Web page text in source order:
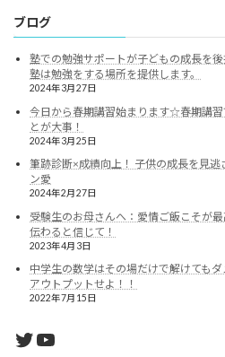
ブログ
塾での勉強サポートが子どもの成長を
塾は勉強をする場所を提供します。
2024年3月27日
今日から春期講習始まります☆春期講
とが大事！
2024年3月25日
筆跡診断×成績向上！ 子供の成長を見
ン愛
2024年2月27日
受験生のお母さんへ：愛情ご飯こそが
伝わると信じて！
2023年4月3日
中学生の数学はその場だけで解けても
アウトプットせよ！！
2022年7月15日
Twitter
YouTube